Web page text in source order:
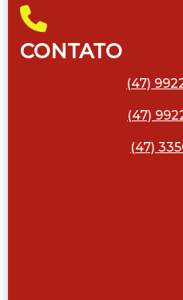
CONTATO
(47)
(47)
(47)